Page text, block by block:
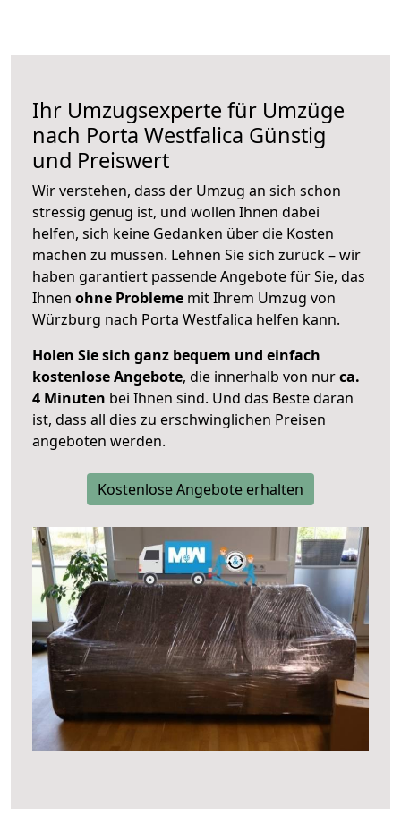
Ihr Umzugsexperte für Umzüge
nach Porta Westfalica Günstig
und Preiswert
Wir verstehen, dass der Umzug an sich schon
stressig genug ist, und wollen Ihnen dabei
helfen, sich keine Gedanken über die Kosten
machen zu müssen. Lehnen Sie sich zurück – wir
haben garantiert passende Angebote für Sie, das
Ihnen ohne Probleme mit Ihrem Umzug von
Würzburg nach Porta Westfalica helfen kann.
Holen Sie sich ganz bequem und einfach
kostenlose Angebote, die innerhalb von nurca.
4 Minuten bei Ihnen sind. Und das Beste daran
ist, dass all dies zu erschwinglichen Preisen
angeboten werden.
Kostenlose Angebote erhalten